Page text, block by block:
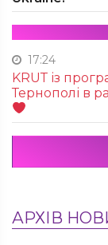
17:24
KRUТ із
Тернополі в
АРХІВ